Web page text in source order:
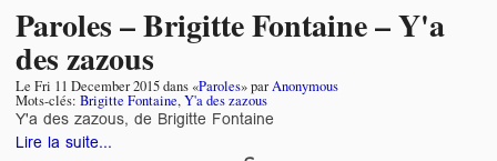
Paroles – Brigitte Fontaine – Y'a
des zazous
Le Fri 11 December 2015dans «Paroles» parAnonymous
Mots-clés: Brigitte Fontaine,Y'a des zazous
Y'a des zazous, de Brigitte Fontaine
Lire la suite...